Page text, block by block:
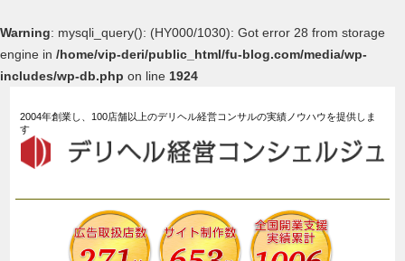
Warning: mysqli_query(): (HY000/1030): Got error 28 from storage
engine in /home/vip-deri/public_html/fu-blog.com/media/wp-
includes/wp-db.php on line 1924
2004年創業し、100店舗以上のデリヘル経営コンサルの実績ノウハウを提供しま
す